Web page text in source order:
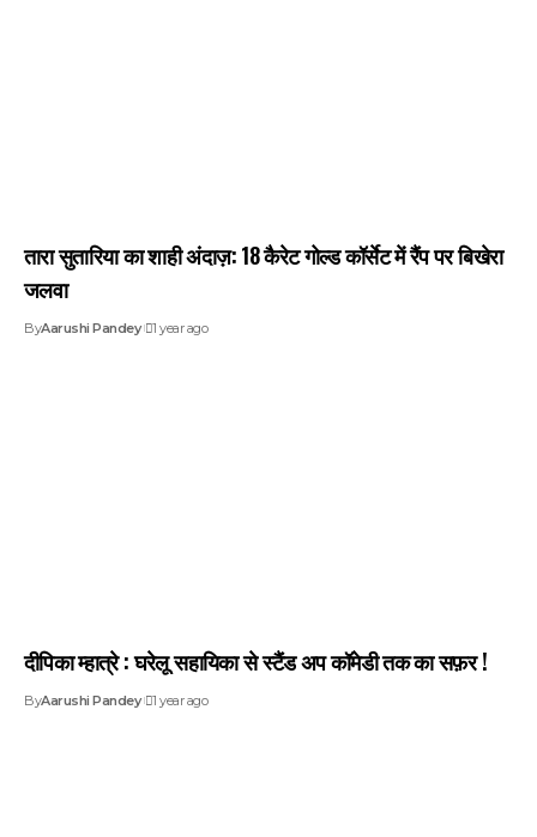
तारा सुतारिया का शाही अंदाज़: 18 कैरेट गोल्ड कॉर्सेट में रैंप पर बिखेरा
जलवा
ByAarushi Pandey 1 year ago
दीपिका म्हात्रे : घरेलू सहायिका से स्टैंड अप कॉमेडी तक का सफ़र !
ByAarushi Pandey 1 year ago